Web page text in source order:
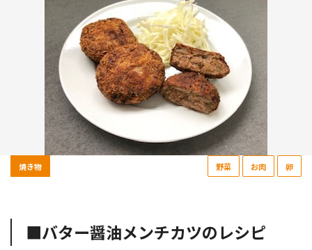
焼き物 野菜 お肉 卵
■バター醤油メンチカツのレシピ